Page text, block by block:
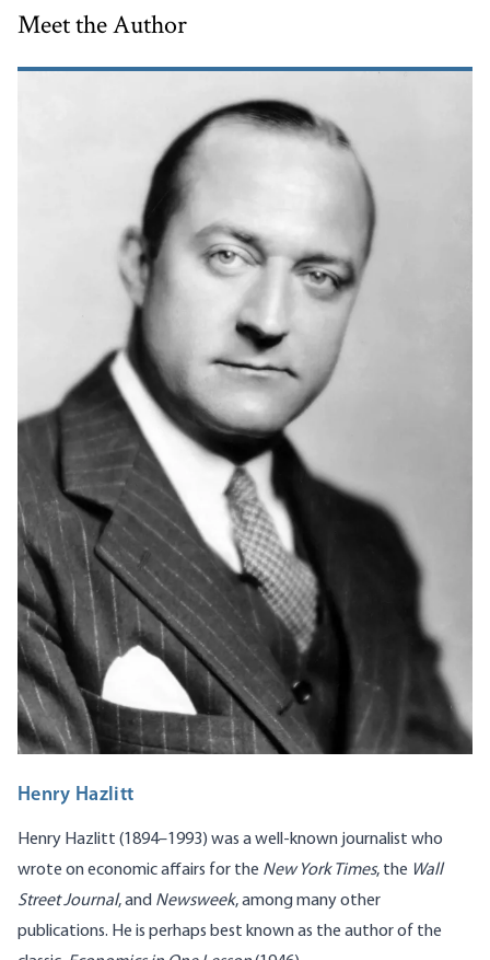
Meet the Author
Henry Hazlitt
Henry Hazlitt (1894–1993) was a well-known journalist who
wrote on economic affairs for the New York Times, the Wall
Street Journal, and Newsweek, among many other
publications. He is perhaps best known as the author of the